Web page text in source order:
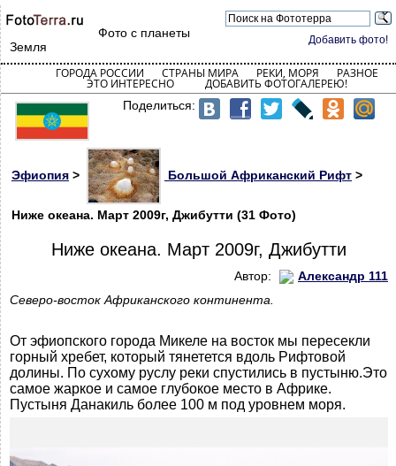
Добавить фото!
Фото с планеты
Земля
ГОРОДА РОССИИ СТРАНЫ МИРА РЕКИ, МОРЯ РАЗНОЕ
ЭТО ИНТЕРЕСНО ДОБАВИТЬ ФОТОГАЛЕРЕЮ!
Поделиться:
Эфиопия > Большой Африканский Рифт >
Ниже океана. Март 2009г, Джибутти (31 Фото)
Ниже океана. Март 2009г, Джибутти
Автор:
Александр 111
Северо-восток Африканского континента.
От эфиопского города Микеле на восток мы пересекли
горный хребет, который тянетется вдоль Рифтовой
долины. По сухому руслу реки спустились в пустыню.Это
самое жаркое и самое глубокое место в Африке.
Пустыня Данакиль более 100 м под уровнем моря.